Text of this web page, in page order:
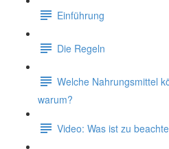
Einführung
Die Regeln
Welche Nahrungsmittel
warum?
Video: Was ist zu